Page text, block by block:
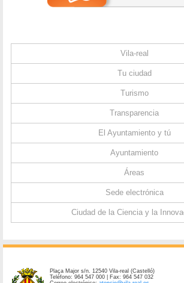
Vila-real
Tu ciudad
Turismo
Transparencia
El Ayuntamiento y tú
Ayuntamiento
Áreas
Sede electrónica
Ciudad de la Ciencia y la
Plaça Major s/n. 12540 Vila-real (Castelló)
Teléfono: 964 547 000 | Fax: 964 547 032